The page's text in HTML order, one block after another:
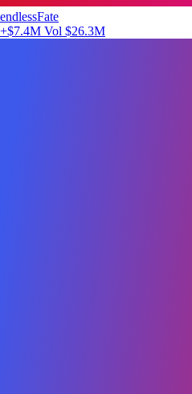
endlessFate
+$7.4M Vol $26.3M